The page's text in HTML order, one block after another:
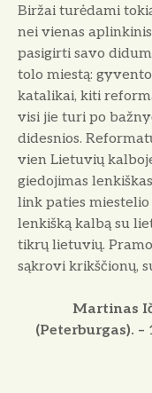
Biržai turėdami
nei vienas
pasigirti savo
tolo miestą:
katalikai, kiti
visi jie turi po
didesnios.
vien Lietuvių
giedojimas
link paties
lenkišką kalbą su
tikrų lietuvių.
sąkrovi krikščionų,
Martinas
(Peterburgas). –